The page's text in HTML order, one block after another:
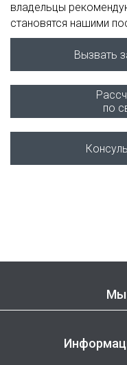
владельцы
становятся нашими
Вызвать
по
Мы